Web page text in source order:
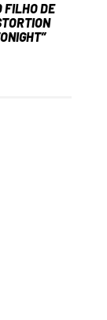
FILHO DE